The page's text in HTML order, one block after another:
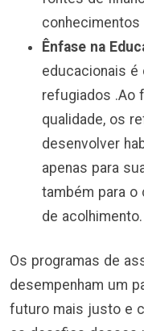
Ênfase na
educacionais
refugiados .Ao
qualidade, os
desenvolver
apenas para
também para
de acolhimento.
Os programas de
desempenham um
futuro mais justo e